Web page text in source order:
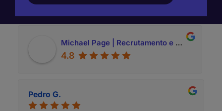
Michael Page | Recrutamento e Seleção
4.8
Pedro G.